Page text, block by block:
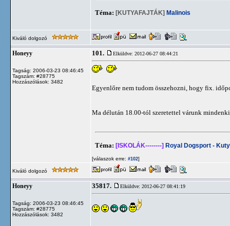
Téma: [KUTYAFAJTÁK] Malinois
Kiváló dolgozó
Honeyy
Tagság: 2006-03-23 08:46:45
Tagszám: #28775
Hozzászólások: 3482
101. Elküldve: 2012-06-27 08:44:21
Egyenlőre nem tudom összehozni, hogy fix.
Ma délután 18.00-tól szeretettel várunk
Téma: [ISKOLÁK--------] Royal Dogsport -
[válaszok erre: #102]
Kiváló dolgozó
Honeyy
Tagság: 2006-03-23 08:46:45
Tagszám: #28775
Hozzászólások: 3482
35817. Elküldve: 2012-06-27 08:41:19